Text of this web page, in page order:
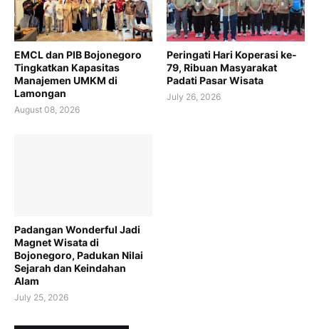
EMCL dan PIB Bojonegoro
Tingkatkan Kapasitas
Manajemen UMKM di
Lamongan
August 08, 2026
Peringati Hari Koperasi ke-
79, Ribuan Masyarakat
Padati Pasar Wisata
July 26, 2026
Padangan Wonderful Jadi
Magnet Wisata di
Bojonegoro, Padukan Nilai
Sejarah dan Keindahan
Alam
July 25, 2026